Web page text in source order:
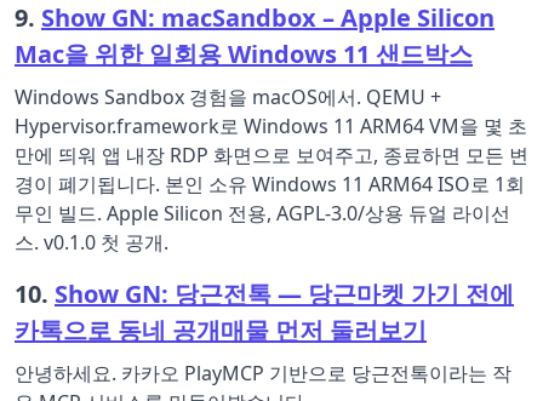
9. Show GN: macSandbox – Apple Silicon
Mac을 위한 일회용 Windows 11 샌드박스
Windows Sandbox 경험을 macOS에서. QEMU +
Hypervisor.framework로 Windows 11 ARM64 VM을 몇 초
만에 띄워 앱 내장 RDP 화면으로 보여주고, 종료하면 모든 변
경이 폐기됩니다. 본인 소유 Windows 11 ARM64 ISO로 1회
무인 빌드. Apple Silicon 전용, AGPL-3.0/상용 듀얼 라이선
스. v0.1.0 첫 공개.
10. Show GN: 당근전톡 — 당근마켓 가기 전에
카톡으로 동네 공개매물 먼저 둘러보기
안녕하세요. 카카오 PlayMCP 기반으로 당근전톡이라는 작